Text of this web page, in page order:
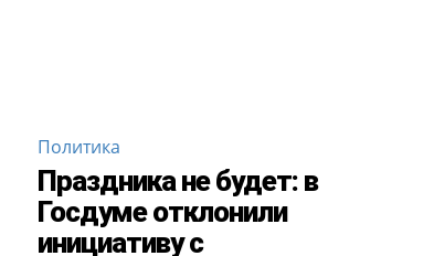
Политика
Праздника не будет: в
Госдуме отклонили
инициативу с